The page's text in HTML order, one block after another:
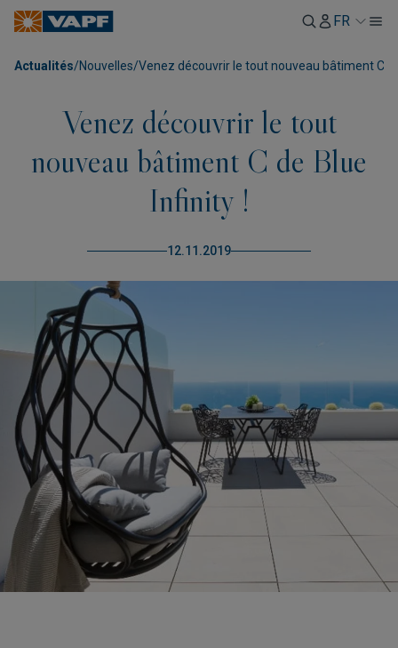
FR
Actualités/Nouvelles/Venez découvrir le tout nouveau bâtiment C
Venez découvrir le tout
nouveau bâtiment C de Blue
Infinity !
12.11.2019